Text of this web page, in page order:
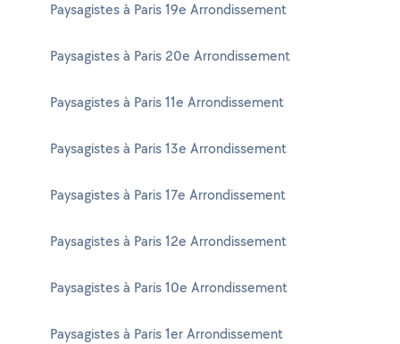
Paysagistes à Paris 19e Arrondissement
Paysagistes à Paris 20e Arrondissement
Paysagistes à Paris 11e Arrondissement
Paysagistes à Paris 13e Arrondissement
Paysagistes à Paris 17e Arrondissement
Paysagistes à Paris 12e Arrondissement
Paysagistes à Paris 10e Arrondissement
Paysagistes à Paris 1er Arrondissement